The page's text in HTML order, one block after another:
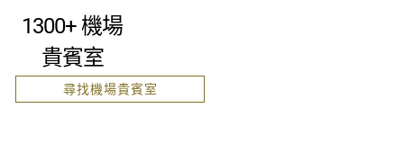
1300+ 機場
貴賓室
尋找機場貴賓室